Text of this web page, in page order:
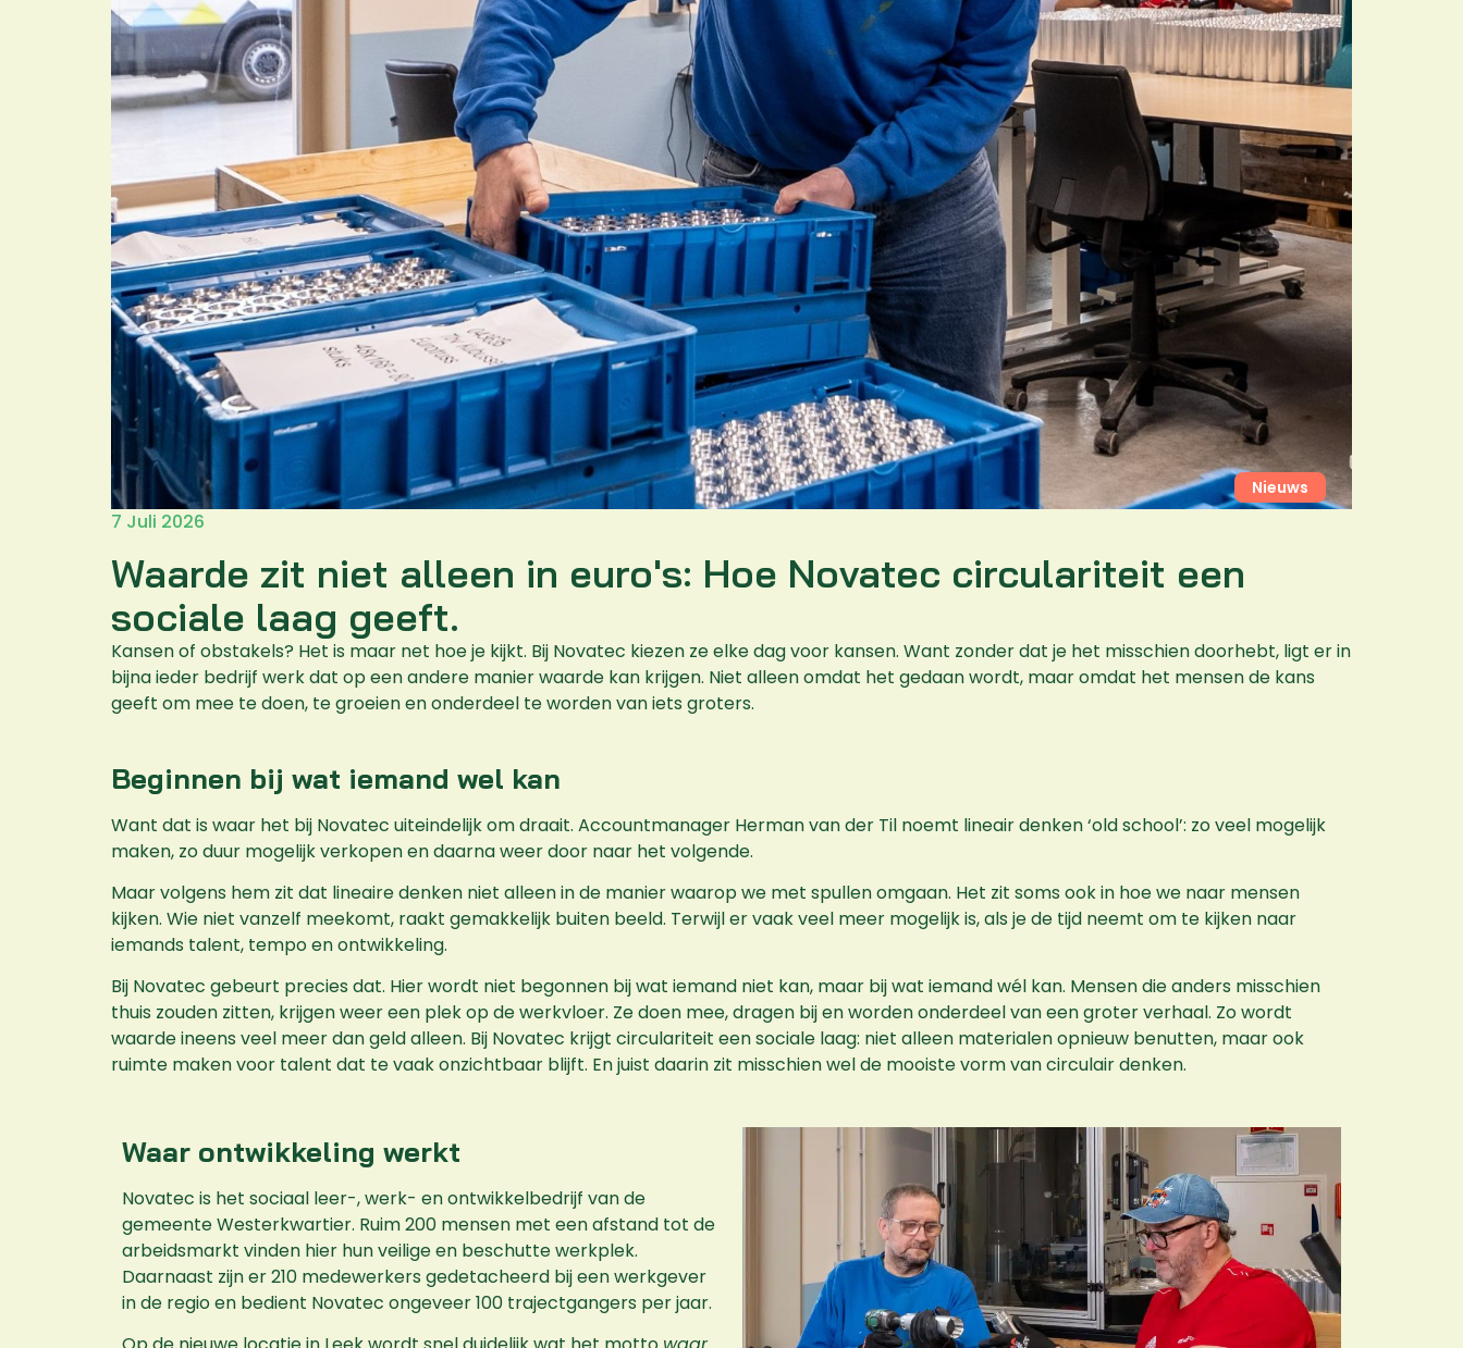
Nieuws
7 Juli 2026
Waarde zit niet alleen in euro's: Hoe Novatec circulariteit een
sociale laag geeft.
Kansen of obstakels? Het is maar net hoe je kijkt. Bij Novatec kiezen ze elke dag voor kansen. Want zonder dat je het misschien doorhebt, ligt er in
bijna ieder bedrijf werk dat op een andere manier waarde kan krijgen. Niet alleen omdat het gedaan wordt, maar omdat het mensen de kans
geeft om mee te doen, te groeien en onderdeel te worden van iets groters.
Beginnen bij wat iemand wel kan
Want dat is waar het bij Novatec uiteindelijk om draait. Accountmanager Herman van der Til noemt lineair denken ‘old school’: zo veel mogelijk
maken, zo duur mogelijk verkopen en daarna weer door naar het volgende.
Maar volgens hem zit dat lineaire denken niet alleen in de manier waarop we met spullen omgaan. Het zit soms ook in hoe we naar mensen
kijken. Wie niet vanzelf meekomt, raakt gemakkelijk buiten beeld. Terwijl er vaak veel meer mogelijk is, als je de tijd neemt om te kijken naar
iemands talent, tempo en ontwikkeling.
Bij Novatec gebeurt precies dat. Hier wordt niet begonnen bij wat iemand niet kan, maar bij wat iemand wél kan. Mensen die anders misschien
thuis zouden zitten, krijgen weer een plek op de werkvloer. Ze doen mee, dragen bij en worden onderdeel van een groter verhaal. Zo wordt
waarde ineens veel meer dan geld alleen. Bij Novatec krijgt circulariteit een sociale laag: niet alleen materialen opnieuw benutten, maar ook
ruimte maken voor talent dat te vaak onzichtbaar blijft. En juist daarin zit misschien wel de mooiste vorm van circulair denken.
Waar ontwikkeling werkt
Novatec is het sociaal leer-, werk- en ontwikkelbedrijf van de
gemeente Westerkwartier. Ruim 200 mensen met een afstand tot de
arbeidsmarkt vinden hier hun veilige en beschutte werkplek.
Daarnaast zijn er 210 medewerkers gedetacheerd bij een werkgever
in de regio en bedient Novatec ongeveer 100 trajectgangers per jaar.